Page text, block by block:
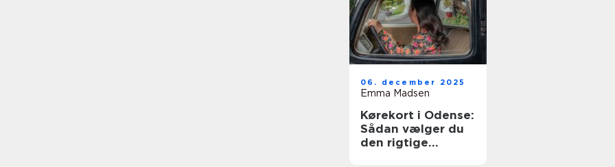
06. december 2025
Emma Madsen
Kørekort i Odense:
Sådan vælger du
den rigtige